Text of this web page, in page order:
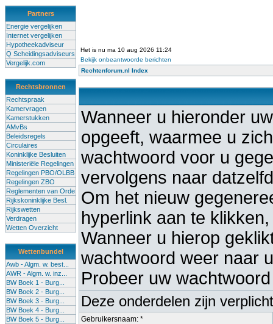
Partners
Energie vergelijken
Internet vergelijken
Hypotheekadviseur
Q Scheidingsadviseurs
Vergelijk.com
Rechtsbronnen
Rechtspraak
Kamervragen
Kamerstukken
AMvBs
Beleidsregels
Circulaires
Koninklijke Besluiten
Ministeriële Regelingen
Regelingen PBO/OLBB
Regelingen ZBO
Reglementen van Orde
Rijkskoninklijke Besl.
Rijkswetten
Verdragen
Wetten Overzicht
Wettenbundel
Awb - Algm. w. best...
AWR - Algm. w. inz...
BW Boek 1 - Burg...
BW Boek 2 - Burg...
BW Boek 3 - Burg...
BW Boek 4 - Burg...
BW Boek 5 - Burg...
Het is nu ma 10 aug 2026 11:24
Bekijk onbeantwoorde berichten
Rechtenforum.nl Index
Wanneer u hieronder
opgeeft, waarmee u
wachtwoord voor u
vervolgens naar
Om het nieuw
hyperlink aan te
Wanneer u hierop
wachtwoord weer naar
Probeer uw
Deze onderdelen zijn verplicht
Gebruikersnaam: *